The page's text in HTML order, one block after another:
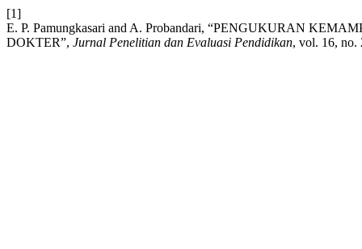
[1]
E. P. Pamungkasari and A. Probandari, “PENGUKURAN
DOKTER”, Jurnal Penelitian dan Evaluasi Pendidikan, vol. 16, no.